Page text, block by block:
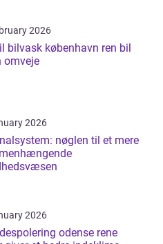
2026
københavn ren bil
omveje
2026
nøglen til et mere
2026
odense rene